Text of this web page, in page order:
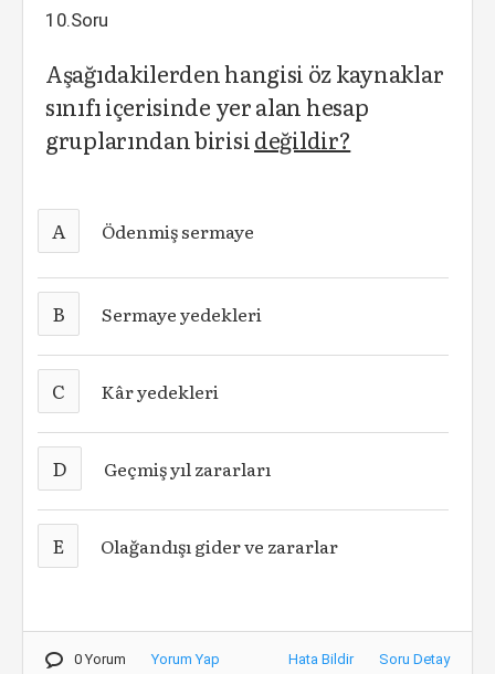
10.Soru
Aşağıdakilerden hangisi öz kaynaklar
sınıfı içerisinde yer alan hesap
gruplarından birisideğildir?
A Ödenmiş sermaye
B Sermaye yedekleri
C Kâr yedekleri
D Geçmiş yıl zararları
E Olağandışı gider ve zararlar
0 Yorum Yorum Yap Hata Bildir Soru Detay